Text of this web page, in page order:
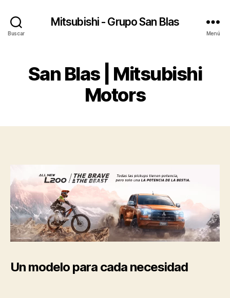
Buscar
Mitsubishi - Grupo San Blas
Menú
San Blas | Mitsubishi
Motors
Un modelo para cada necesidad